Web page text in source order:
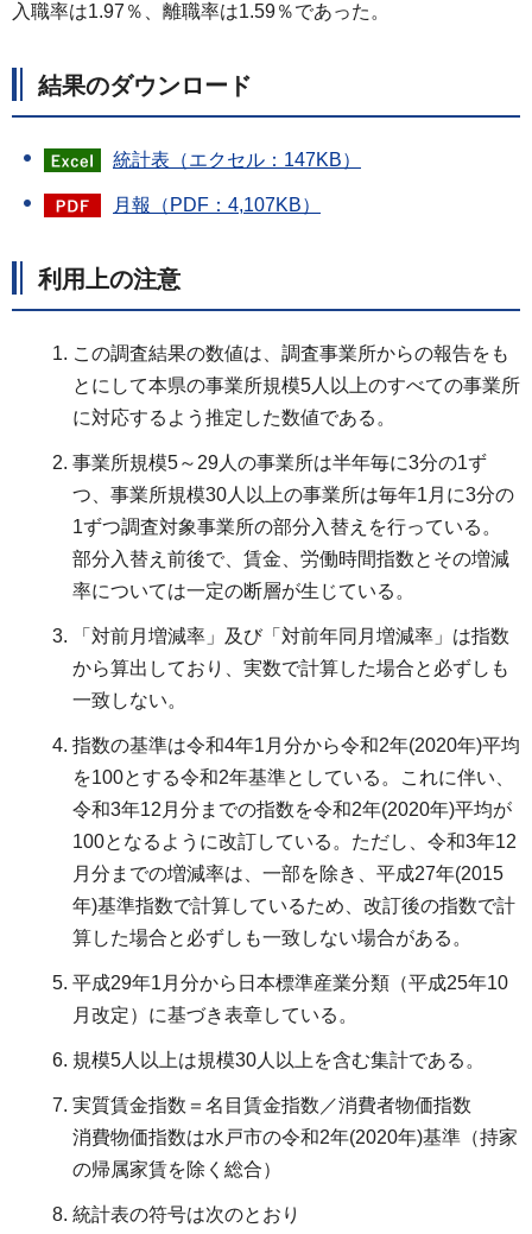
入職率は1.97％、離職率は1.59％であった。
結果のダウンロード
統計表（エクセル：147KB）
月報（PDF：4,107KB）
利用上の注意
この調査結果の数値は、調査事業所からの報告をも
とにして本県の事業所規模5人以上のすべての事業所
に対応するよう推定した数値である。
事業所規模5～29人の事業所は半年毎に3分の1ず
つ、事業所規模30人以上の事業所は毎年1月に3分の
1ずつ調査対象事業所の部分入替えを行っている。
部分入替え前後で、賃金、労働時間指数とその増減
率については一定の断層が生じている。
「対前月増減率」及び「対前年同月増減率」は指数
から算出しており、実数で計算した場合と必ずしも
一致しない。
指数の基準は令和4年1月分から令和2年(2020年)平均
を100とする令和2年基準としている。これに伴い、
令和3年12月分までの指数を令和2年(2020年)平均が
100となるように改訂している。ただし、令和3年12
月分までの増減率は、一部を除き、平成27年(2015
年)基準指数で計算しているため、改訂後の指数で計
算した場合と必ずしも一致しない場合がある。
平成29年1月分から日本標準産業分類（平成25年10
月改定）に基づき表章している。
規模5人以上は規模30人以上を含む集計である。
実質賃金指数＝名目賃金指数／消費者物価指数
消費物価指数は水戸市の令和2年(2020年)基準（持家
の帰属家賃を除く総合）
統計表の符号は次のとおり